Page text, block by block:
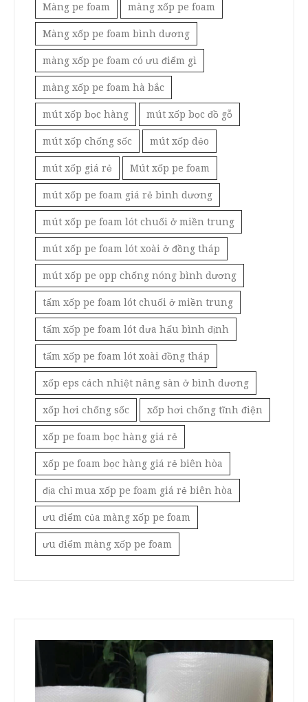
Màng pe foam màng xốp pe foam
Màng xốp pe foam bình dương
màng xốp pe foam có ưu điểm gì
màng xốp pe foam hà bắc
mút xốp bọc hàng mút xốp bọc đồ gỗ
mút xốp chống sốc mút xốp dẻo
mút xốp giá rẻ Mút xốp pe foam
mút xốp pe foam giá rẻ bình dương
mút xốp pe foam lót chuối ở miền trung
mút xốp pe foam lót xoài ở đồng tháp
mút xốp pe opp chống nóng bình dương
tấm xốp pe foam lót chuối ở miền trung
tấm xốp pe foam lót dưa hấu bình định
tấm xốp pe foam lót xoài đồng tháp
xốp eps cách nhiệt nâng sàn ở bình dương
xốp hơi chống sốc xốp hơi chống tĩnh điện
xốp pe foam bọc hàng giá rẻ
xốp pe foam bọc hàng giá rẻ biên hòa
địa chỉ mua xốp pe foam giá rẻ biên hòa
ưu điểm của màng xốp pe foam
ưu điểm màng xốp pe foam